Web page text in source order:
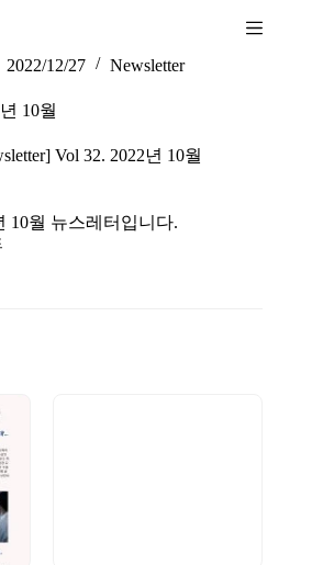
2022/12/27 Newsletter
10월
Vol 32. 2022년 10월
10월 뉴스레터입니다.